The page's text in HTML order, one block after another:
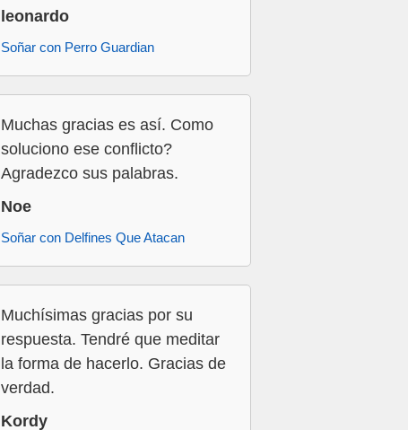
leonardo
Soñar con Perro Guardian
Muchas gracias es así. Como
soluciono ese conflicto?
Agradezco sus palabras.
Noe
Soñar con Delfines Que Atacan
Muchísimas gracias por su
respuesta. Tendré que meditar
la forma de hacerlo. Gracias de
verdad.
Kordy